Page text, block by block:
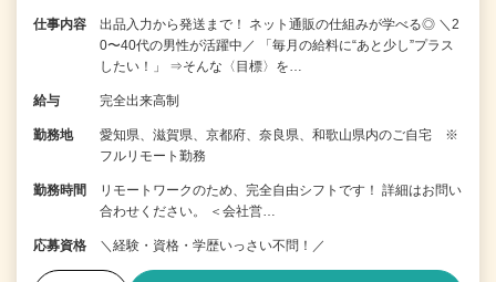
仕事内容
出品入力から発送まで！ ネット通販の仕組みが学べる◎ ＼2
0〜40代の男性が活躍中／ 「毎月の給料に“あと少し”プラス
したい！」 ⇒そんな〈目標〉を…
給与 完全出来高制
勤務地
愛知県、滋賀県、京都府、奈良県、和歌山県内のご自宅 ※
フルリモート勤務
勤務時間
リモートワークのため、完全自由シフトです！ 詳細はお問い
合わせください。 ＜会社営…
応募資格 ＼経験・資格・学歴いっさい不問！／